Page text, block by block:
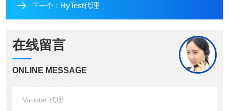
下一个： HyTest代理
在线留言
ONLINE MESSAGE